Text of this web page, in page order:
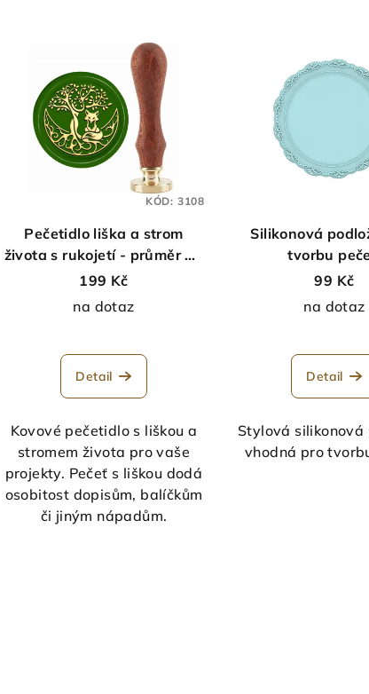
Pečetidlo liška a strom
života s rukojetí - průměr 30
mm
199 Kč
na dotaz
Detail
Kovové pečetidlo s liškou a
stromem života pro vaše
projekty. Pečeť s liškou dodá
osobitost dopisům, balíčkům
či jiným nápadům.
KÓD: 3108
Silikonová
tvorbu
99 Kč
na dotaz
Detail
Stylová silikonová
vhodná pro